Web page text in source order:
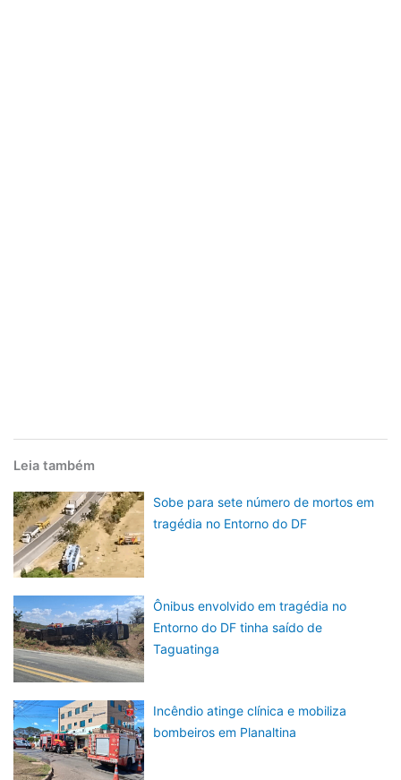
Leia também
Sobe para sete número de mortos em
tragédia no Entorno do DF
Ônibus envolvido em tragédia no
Entorno do DF tinha saído de
Taguatinga
Incêndio atinge clínica e mobiliza
bombeiros em Planaltina